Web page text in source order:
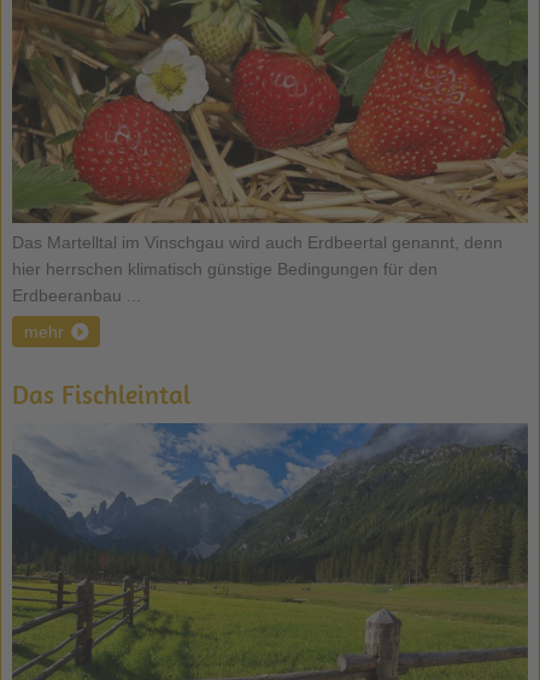
Das Martelltal im Vinschgau wird auch Erdbeertal genannt, denn
hier herrschen klimatisch günstige Bedingungen für den
Erdbeeranbau ...
mehr
Das Fischleintal